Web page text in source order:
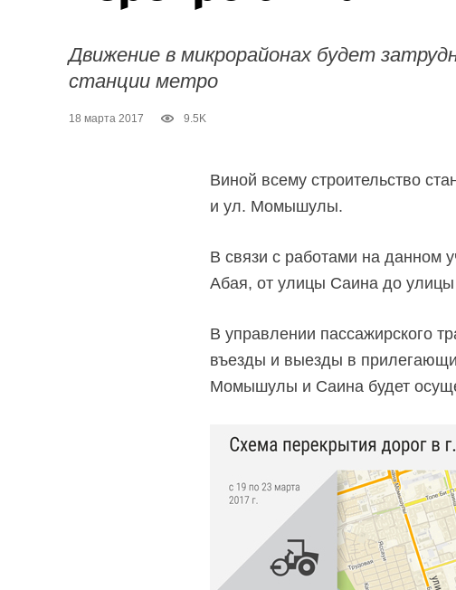
Движение в микрорайонах будет
станции метро
18 марта 2017 9.5K
Виной всему строительство
и ул. Момышулы.
В связи с работами на данном
Абая, от улицы Саина до
В управлении пассажирского
въезды и выезды в
Момышулы и Саина будет